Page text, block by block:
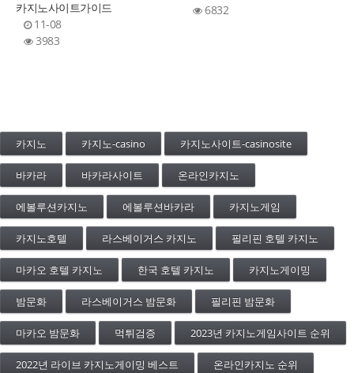
카지노사이트가이드
11-08
3983
6832
카지노 카지노-casino 카지노사이트-casinosite
바카라 바카라사이트 온라인카지노
에볼루션카지노 에볼루션바카라 카지노게임
카지노호텔 라스베이거스 카지노 필리핀 호텔 카지노
마카오 호텔 카지노 한국 호텔 카지노 카지노게이밍
밤문화 라스베이거스 밤문화 필리핀 밤문화
마카오 밤문화 먹튀검증 2023년 카지노게임사이트 순위
2022년 라이브 카지노게이밍 베스트 온라인카지노 순위